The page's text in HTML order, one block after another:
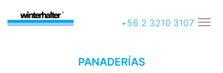
+56 2 3210 3107
PANADERÍAS